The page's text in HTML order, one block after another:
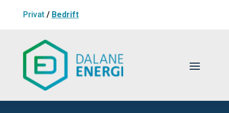
Privat/ Bedrift